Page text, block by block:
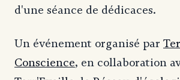
d'une séance de dédicaces.
Un événement organisé par
Conscience, en collaboration